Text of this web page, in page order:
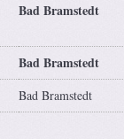
Bad Bramstedt
Bad Bramstedt
Bad Bramstedt